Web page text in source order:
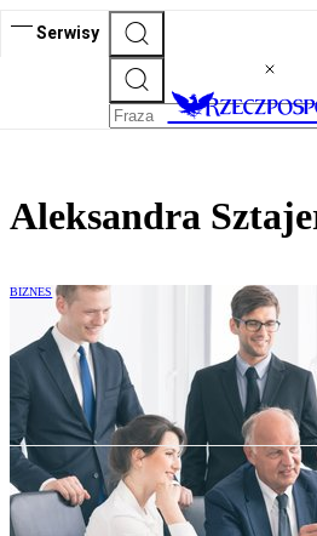
Serwisy
Aleksandra
BIZNES
Fundacja rodzinna
pokoleniowe w firmie